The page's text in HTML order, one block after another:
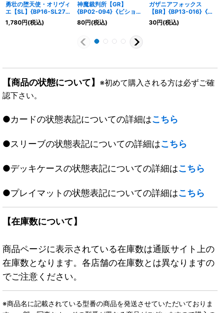
勇壮の堕天使・オリヴィ
エ【SL】{BP16-SL27}
《ニュートラル》
1,780円(税込)
神魔裁判所【GR】
{BP02-094}《ビショッ
プ》
80円(税込)
ガザニアフォックス
【BR】{BP13-016}《エ
ルフ》
30円(税込)
【商品の状態について】 ※初めて購入される方は必ずご確
認下さい。
●カードの状態表記についての詳細はこちら
●スリーブの状態表記についての詳細はこちら
●デッキケースの状態表記についての詳細はこちら
●プレイマットの状態表記についての詳細はこちら
【在庫数について】
商品ページに表示されている在庫数は通販サイト上の
在庫数となります。各店舗の在庫数とは異なりますの
でご注意ください。
※商品名に記載されている型番の商品を発送させていただいておりま